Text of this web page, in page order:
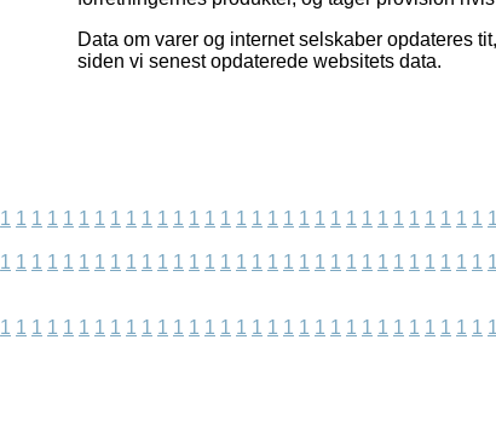
Data om varer og internet selskaber opdateres
siden vi senest opdaterede websitets data.
1 1 1 1 1 1 1 1 1 1 1 1 1 1 1 1 1 1 1 1 1 1 1 1 1 1 1 1 1 1 1 1
1 1 1 1 1 1 1 1 1 1 1 1 1 1 1 1 1 1 1 1 1 1 1 1 1 1 1 1 1 1 1 1
1 1 1 1 1 1 1 1 1 1 1 1 1 1 1 1 1 1 1 1 1 1 1 1 1 1 1 1 1 1 1 1